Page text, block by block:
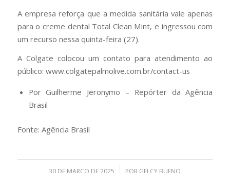
A empresa reforça que a medida sanitária vale apenas
para o creme dental Total Clean Mint, e ingressou com
um recurso nessa quinta-feira (27).
A Colgate colocou um contato para atendimento ao
público: www.colgatepalmolive.com.br/contact-us
Por Guilherme Jeronymo – Repórter da Agência
Brasil
Fonte: Agência Brasil
30 DE MARÇO DE 2025
/ POR GELCY BUENO